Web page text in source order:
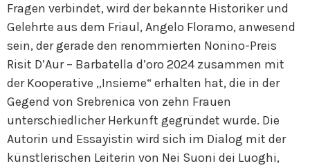
Fragen verbindet, wird der bekannte Historiker und
Gelehrte aus dem Friaul, Angelo Floramo, anwesend
sein, der gerade den renommierten Nonino-Preis
Risit D’Aur – Barbatella d’oro 2024 zusammen mit
der Kooperative „Insieme“ erhalten hat, die in der
Gegend von Srebrenica von zehn Frauen
unterschiedlicher Herkunft gegründet wurde. Die
Autorin und Essayistin wird sich im Dialog mit der
künstlerischen Leiterin von Nei Suoni dei Luoghi,